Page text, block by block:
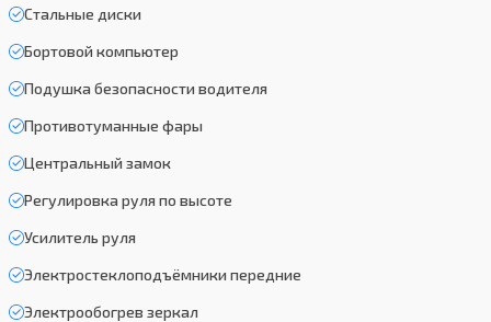
Стальные диски
Бортовой компьютер
Подушка безопасности водителя
Противотуманные фары
Центральный замок
Регулировка руля по высоте
Усилитель руля
Электростеклоподъёмники передние
Электрообогрев зеркал